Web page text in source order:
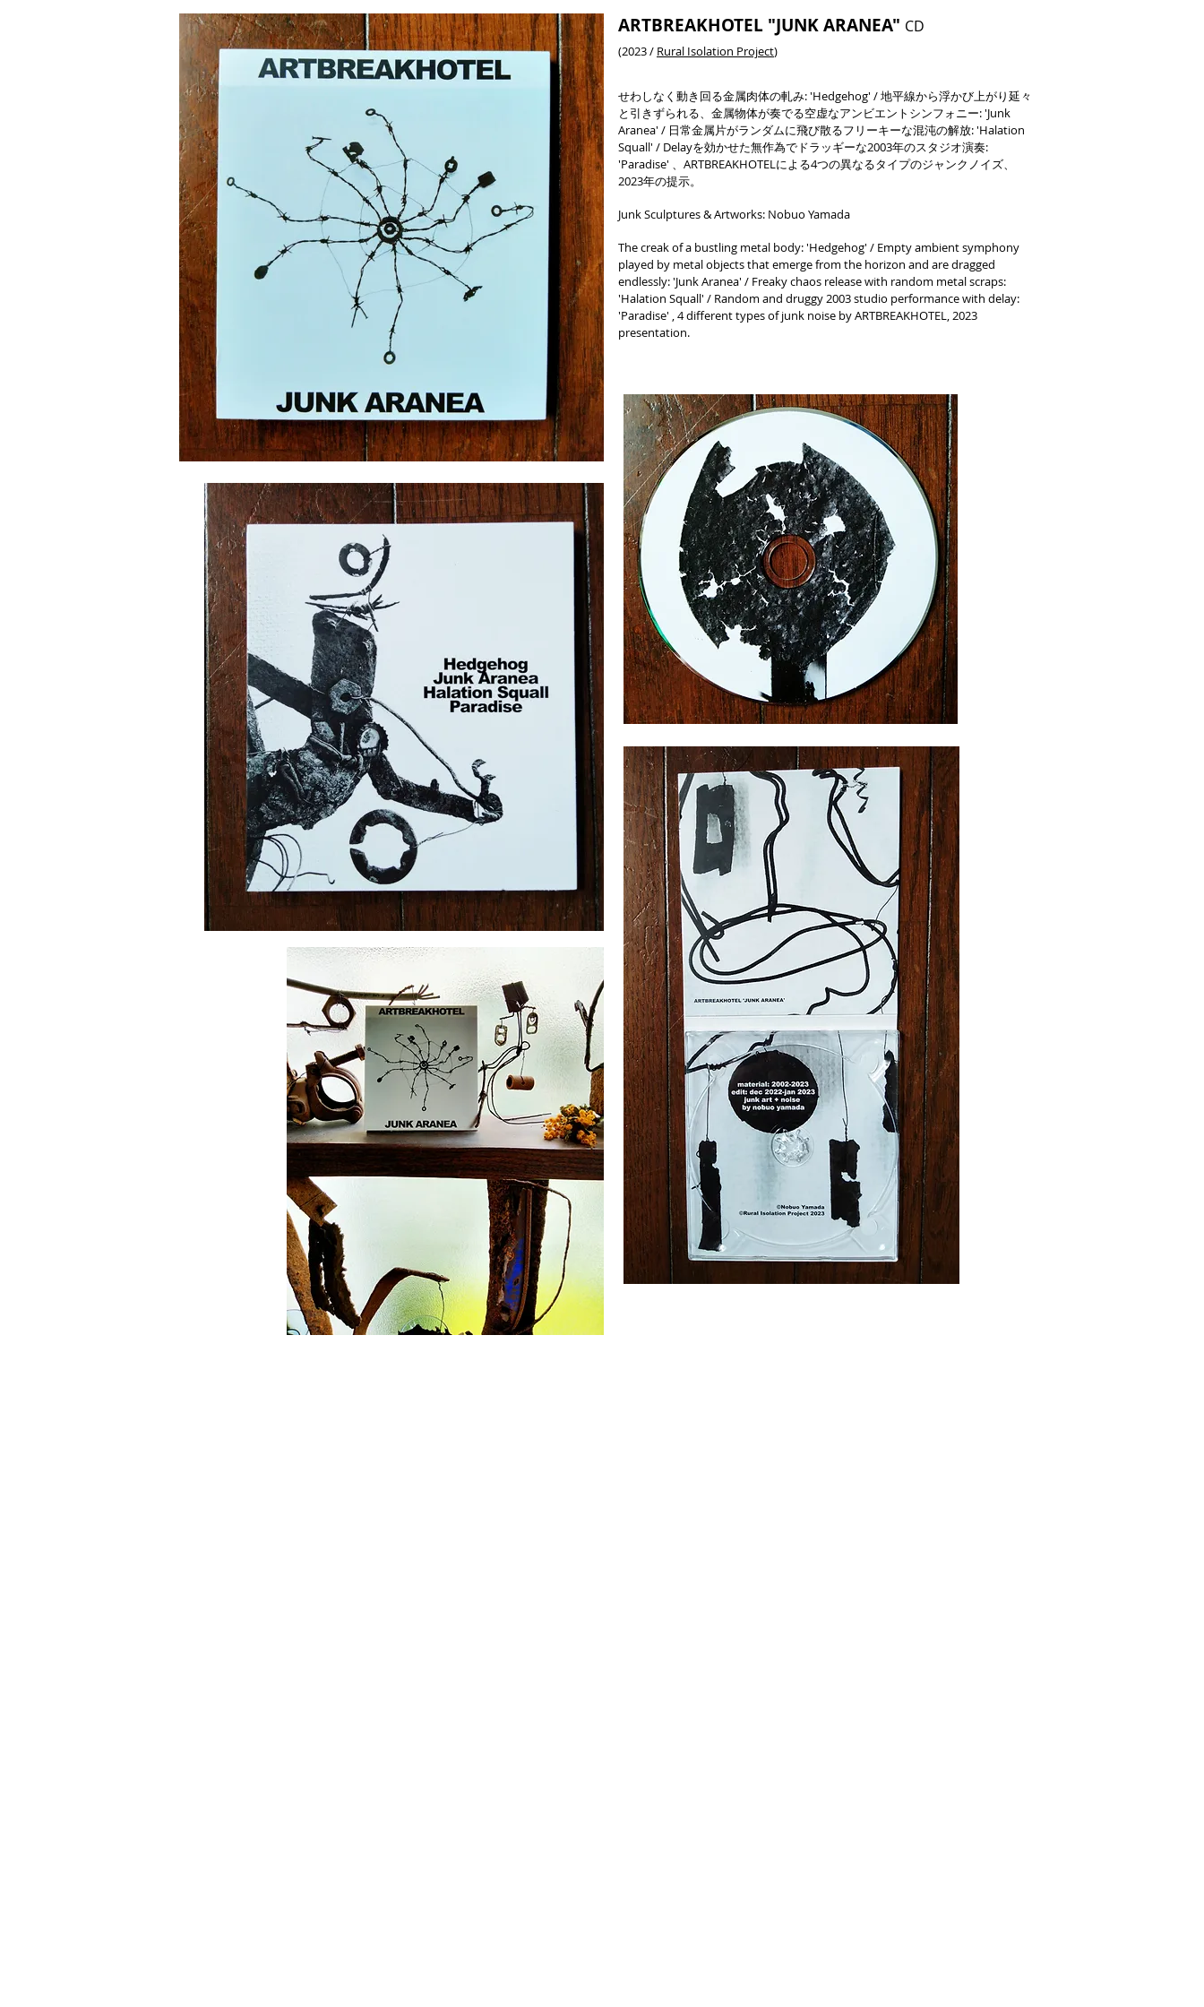
ARTBREAKHOTEL "JUNK ARANEA" CD
(2023 / Rural Isolation Project)
せわしなく動き回る金属肉体の軋み: 'Hedgehog' / 地平線から浮かび上がり延々
と引きずられる、金属物体が奏でる空虚なアンビエントシンフォニー: 'Junk
Aranea' / 日常金属片がランダムに飛び散るフリーキーな混沌の解放: 'Halation
Squall' / Delayを効かせた無作為でドラッギーな2003年のスタジオ演奏:
'Paradise' 、ARTBREAKHOTELによる4つの異なるタイプのジャンクノイズ、
2023年の提示。
Junk Sculptures & Artworks: Nobuo Yamada
The creak of a bustling metal body: 'Hedgehog' / Empty ambient symphony
played by metal objects that emerge from the horizon and are dragged
endlessly: 'Junk Aranea' / Freaky chaos release with random metal scraps:
'Halation Squall' / Random and druggy 2003 studio performance with delay:
'Paradise' , 4 different types of junk noise by ARTBREAKHOTEL, 2023
presentation.